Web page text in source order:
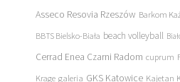
Asseco Resovia Rzeszów Barkom
BBTS Bielsko-Biała beach volleyball
Cerrad Enea Czarni Radom cuprum
Krage galeria GKS Katowice Kajetan